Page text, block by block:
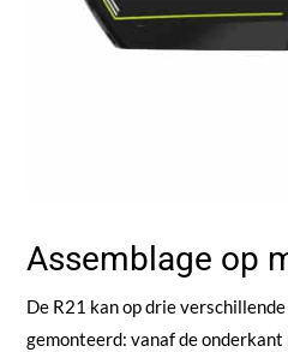
Assemblage op
De R21 kan op drie
gemonteerd: vanaf de